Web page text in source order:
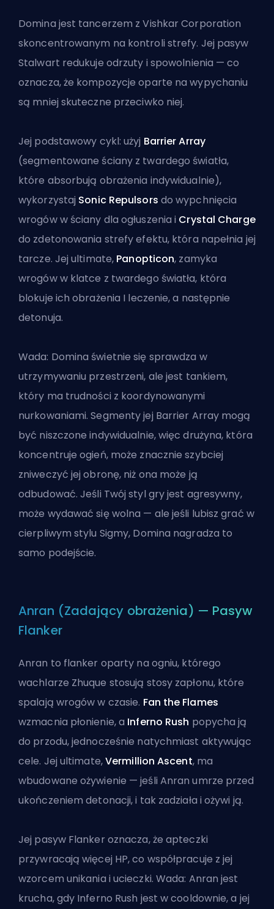
Domina jest tancerzem z Vishkar Corporation
skoncentrowanym na kontroli strefy. Jej pasyw
Stalwart redukuje odrzuty i spowolnienia — co
oznacza, że kompozycje oparte na wypychaniu
są mniej skuteczne przeciwko niej.
Jej podstawowy cykl: użyj Barrier Array
(segmentowane ściany z twardego światła,
które absorbują obrażenia indywidualnie),
wykorzystaj Sonic Repulsors do wypchnięcia
wrogów w ściany dla ogłuszenia i Crystal Charge
do zdetonowania strefy efektu, która napełnia jej
tarcze. Jej ultimate, Panopticon, zamyka
wrogów w klatce z twardego światła, która
blokuje ich obrażenia I leczenie, a następnie
detonuja.
Wada: Domina świetnie się sprawdza w
utrzymywaniu przestrzeni, ale jest tankiem,
który ma trudności z koordynowanymi
nurkowaniami. Segmenty jej Barrier Array mogą
być niszczone indywidualnie, więc drużyna, która
koncentruje ogień, może znacznie szybciej
zniweczyć jej obronę, niż ona może ją
odbudować. Jeśli Twój styl gry jest agresywny,
może wydawać się wolna — ale jeśli lubisz grać w
cierpliwym stylu Sigmy, Domina nagradza to
samo podejście.
Anran (Zadający obrażenia) — Pasyw
Flanker
Anran to flanker oparty na ogniu, którego
wachlarze Zhuque stosują stosy zapłonu, które
spalają wrogów w czasie. Fan the Flames
wzmacnia płonienie, a Inferno Rush popycha ją
do przodu, jednocześnie natychmiast aktywując
cele. Jej ultimate,Vermillion Ascent, ma
wbudowane ożywienie — jeśli Anran umrze przed
ukończeniem detonacji, i tak zadziała i ożywi ją.
Jej pasyw Flanker oznacza, że apteczki
przywracają więcej HP, co współpracuje z jej
wzorcem unikania i ucieczki. Wada: Anran jest
krucha, gdy Inferno Rush jest w cooldownie, a jej